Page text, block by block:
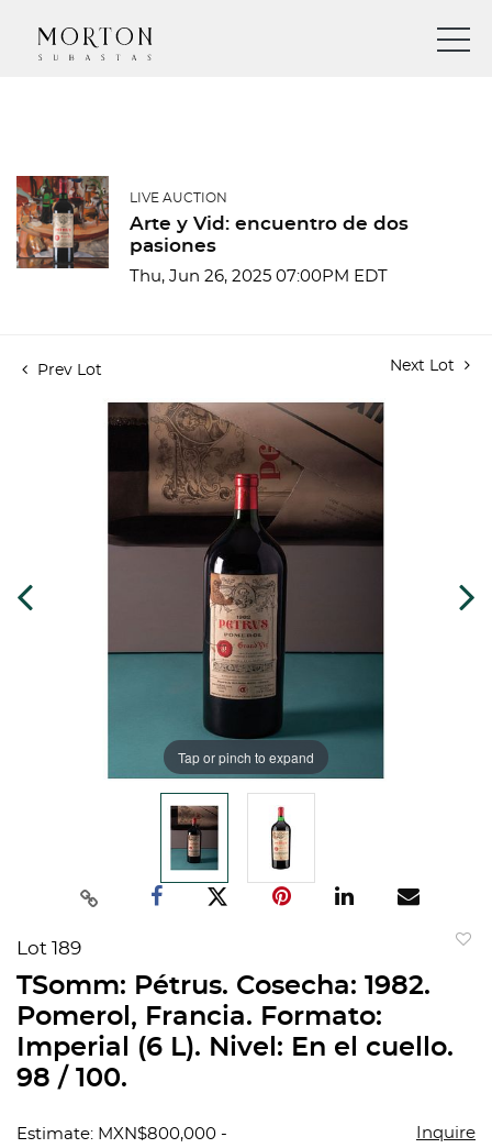
LIVE AUCTION
Arte y Vid: encuentro de dos
pasiones
Thu, Jun 26, 2025 07:00PM EDT
Prev Lot Next Lot
Tap or pinch to expand
Lot 189
TSomm: Pétrus. Cosecha: 1982.
Pomerol, Francia. Formato:
Imperial (6 L). Nivel: En el cuello.
98 / 100.
Estimate: MXN$800,000 -
Inquire